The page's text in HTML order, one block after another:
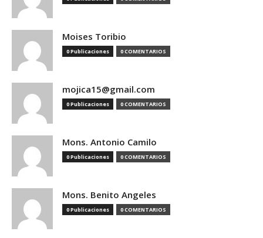
Moises Toribio
0 Publicaciones 0 COMENTARIOS
mojica15@gmail.com
0 Publicaciones 0 COMENTARIOS
Mons. Antonio Camilo
0 Publicaciones 0 COMENTARIOS
Mons. Benito Angeles
0 Publicaciones 0 COMENTARIOS